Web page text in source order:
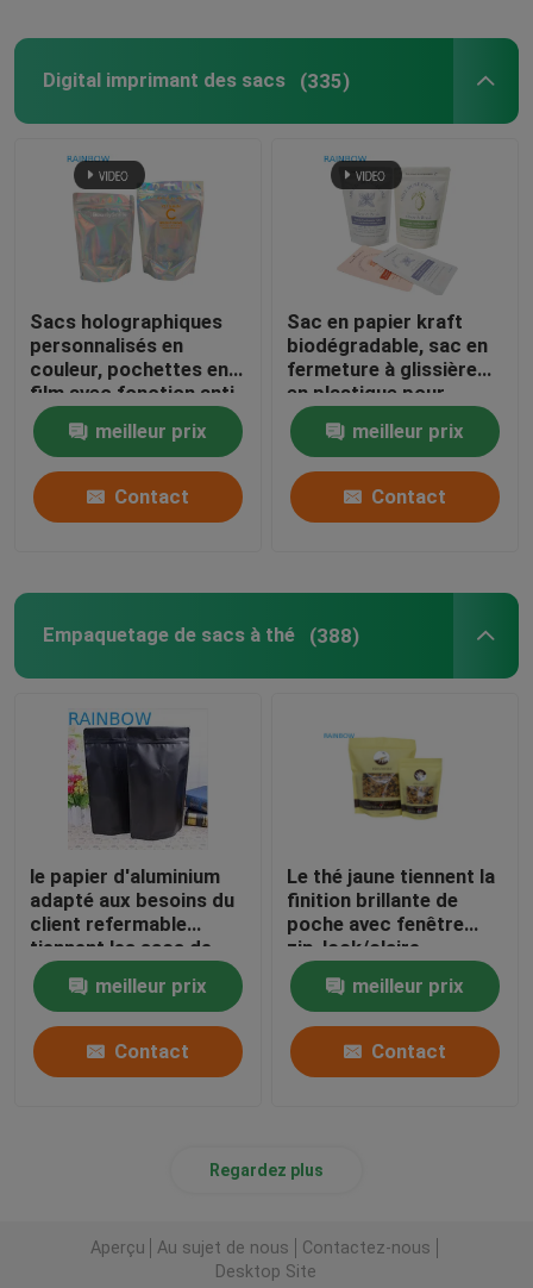
Digital imprimant des sacs (335)
Sacs holographiques
personnalisés en
couleur, pochettes en
film avec fonction anti-
odeur et refermable
meilleur prix
Contact
Sac en papier kraft
biodégradable, sac en
fermeture à glissière
en plastique pour
animaux de compagnie,
compostablemeilleur prix
Contact
Empaquetage de sacs à thé (388)
le papier d'aluminium
adapté aux besoins du
client refermable
tiennent les sacs de
café 250g
meilleur prix
Contact
Le thé jaune tiennent la
finition brillante de
poche avec fenêtre
zip-lock/claire
meilleur prix
Contact
Regardez plus
Aperçu Au sujet de nous
Contactez-nous
Desktop Site